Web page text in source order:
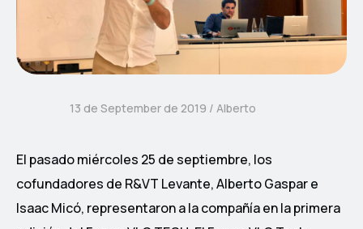
13 de September de 2019 Alberto
El pasado miércoles 25 de septiembre, los
cofundadores de R&VT Levante, Alberto Gaspar e
Isaac Micó, representaron a la compañía en la primera